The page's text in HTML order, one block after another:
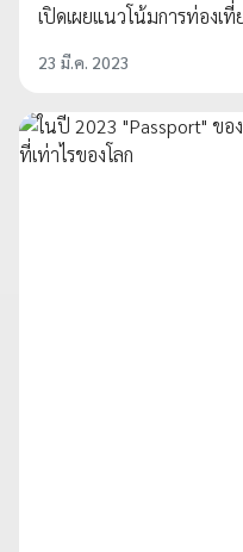
เปิดเผยแนวโน้มการท่องเ
23 มี.ค. 2023